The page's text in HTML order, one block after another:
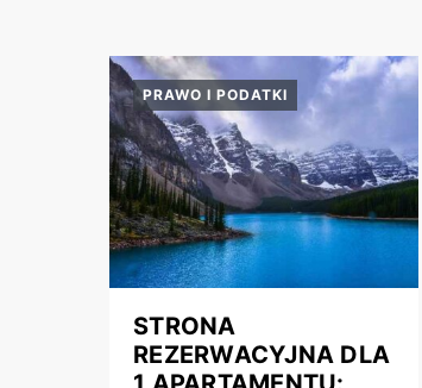
PRAWO I PODATKI
STRONA
REZERWACYJNA DLA